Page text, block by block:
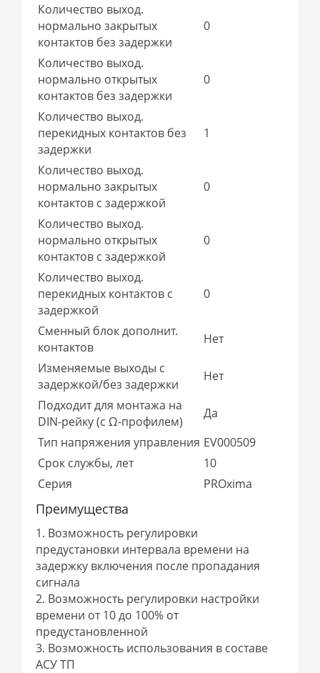
Количество выход.
нормально закрытых
контактов без задержки
0
Количество выход.
нормально открытых
контактов без задержки
0
Количество выход.
перекидных контактов без
задержки
1
Количество выход.
нормально закрытых
контактов с задержкой
0
Количество выход.
нормально открытых
контактов с задержкой
0
Количество выход.
перекидных контактов с
задержкой
0
Сменный блок дополнит.
контактов
Нет
Изменяемые выходы с
задержкой/без задержки
Нет
Подходит для монтажа на
DIN-рейку (с Ω-профилем)
Да
Тип напряжения управления EV000509
Срок службы, лет
10
Серия
PROxima
Преимущества
1. Возможность регулировки
предустановки интервала времени на
задержку включения после пропадания
сигнала
2. Возможность регулировки настройки
времени от 10 до 100% от
предустановленной
3. Возможность использования в составе
АСУ ТП